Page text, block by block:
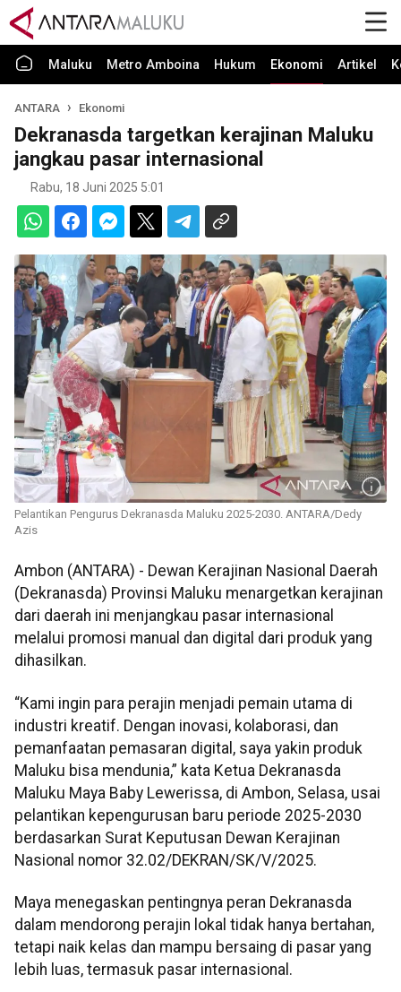
Maluku Metro Amboina Hukum Ekonomi Artikel
ANTARA Ekonomi
Dekranasda targetkan kerajinan Maluku
jangkau pasar internasional
Rabu, 18 Juni 2025 5:01
Pelantikan Pengurus Dekranasda Maluku 2025-2030. ANTARA/Dedy
Azis
Ambon (ANTARA) - Dewan Kerajinan Nasional Daerah
(Dekranasda) Provinsi Maluku menargetkan kerajinan
dari daerah ini menjangkau pasar internasional
melalui promosi manual dan digital dari produk yang
dihasilkan.
“Kami ingin para perajin menjadi pemain utama di
industri kreatif. Dengan inovasi, kolaborasi, dan
pemanfaatan pemasaran digital, saya yakin produk
Maluku bisa mendunia,” kata Ketua Dekranasda
Maluku Maya Baby Lewerissa, di Ambon, Selasa, usai
pelantikan kepengurusan baru periode 2025-2030
berdasarkan Surat Keputusan Dewan Kerajinan
Nasional nomor 32.02/DEKRAN/SK/V/2025.
Maya menegaskan pentingnya peran Dekranasda
dalam mendorong perajin lokal tidak hanya bertahan,
tetapi naik kelas dan mampu bersaing di pasar yang
lebih luas, termasuk pasar internasional.